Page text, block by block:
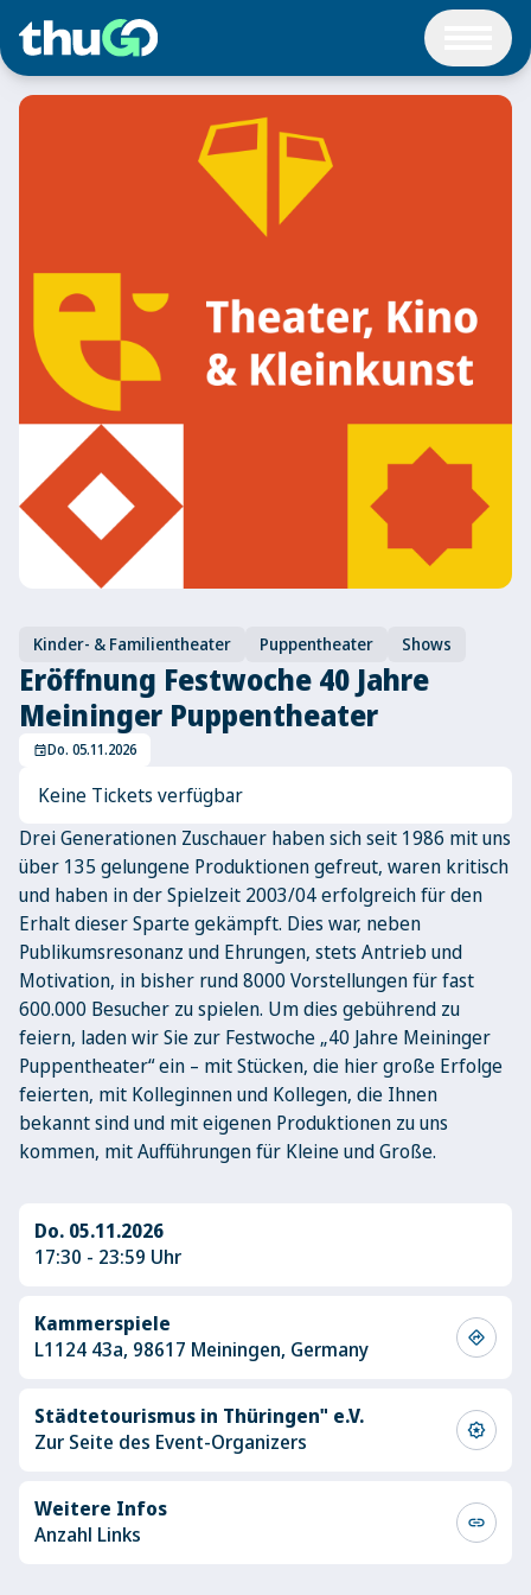
Kinder- & Familientheater Puppentheater Shows
Eröffnung Festwoche 40 Jahre
Meininger Puppentheater
eventDo. 05.11.2026
Keine Tickets verfügbar
Drei Generationen Zuschauer haben sich seit 1986 mit uns
über 135 gelungene Produktionen gefreut, waren kritisch
und haben in der Spielzeit 2003/04 erfolgreich für den
Erhalt dieser Sparte gekämpft. Dies war, neben
Publikumsresonanz und Ehrungen, stets Antrieb und
Motivation, in bisher rund 8000 Vorstellungen für fast
600.000 Besucher zu spielen. Um dies gebührend zu
feiern, laden wir Sie zur Festwoche „40 Jahre Meininger
Puppentheater“ ein – mit Stücken, die hier große Erfolge
feierten, mit Kolleginnen und Kollegen, die Ihnen
bekannt sind und mit eigenen Produktionen zu uns
kommen, mit Aufführungen für Kleine und Große.
Do. 05.11.2026
17:30 - 23:59 Uhr
Kammerspiele
L1124 43a, 98617 Meiningen, Germany
directions
Städtetourismus in Thüringen" e.V.
Zur Seite des Event-Organizers
award_star
Weitere Infos
Anzahl Links
link